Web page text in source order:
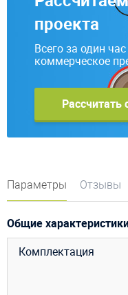
проекта
Всего за один
коммерческое
Рассчитать
Параметры Отзывы
Общие
Комплектация